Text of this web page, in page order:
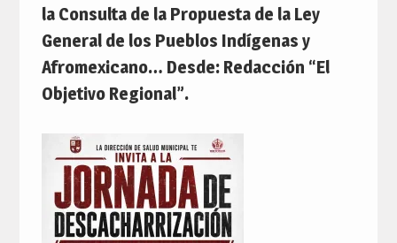
la Consulta de la Propuesta de la Ley
General de los Pueblos Indígenas y
Afromexicano… Desde: Redacción “El
Objetivo Regional”.